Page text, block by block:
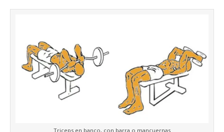
Triceps en banco, con barra o mancuernas